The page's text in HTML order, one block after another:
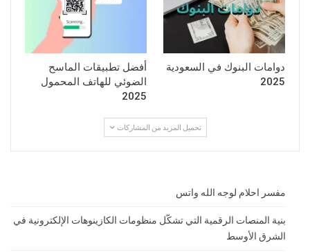
دوامات البنوك في السعودية
2025
أفضل تطبيقات الماسح
الضوئي للهاتف المحمول
2025
تحميل المزيد من المشاركات
مفسر احلام لوجه الله واتس
بنية المنصات الرقمية التي تشكّل منظومات الكازينوهات الإلكترونية في
الشرق الأوسط